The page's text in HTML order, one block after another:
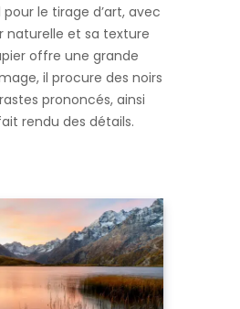
le tirage d’art, avec
naturelle et sa texture
offre une grande
il procure des noirs
prononcés, ainsi
rendu des détails.